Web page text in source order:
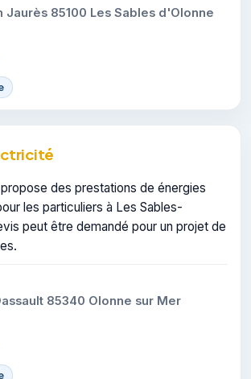
Jaurès 85100 Les Sables d'Olonne
des prestations de énergies
les particuliers à Les Sables-
peut être demandé pour un projet de
85340 Olonne sur Mer